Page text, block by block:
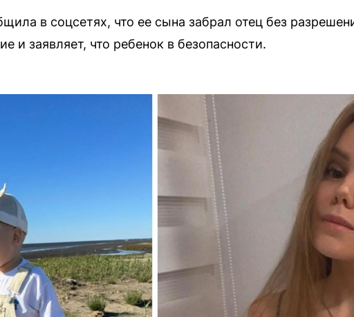
в соцсетях, что ее сына забрал отец без
и заявляет, что ребенок в безопасности.